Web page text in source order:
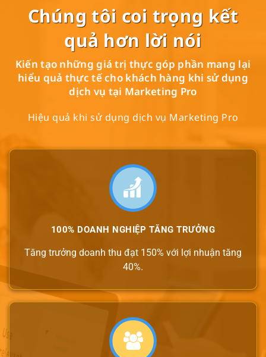
Chúng tôi coi trọng kết
quả hơn lời nói
Kiến tạo những giá trị thực góp phần mang lại
hiểu quả thực tế cho khách hàng khi sử dụng
dịch vụ tại Marketing Pro
Hiệu quả khi sử dụng dịch vụ Marketing Pro
100% DOANH NGHIỆP TĂNG TRƯỞNG
Tăng trưởng doanh thu đạt 150% với lợi nhuận tăng
40%.